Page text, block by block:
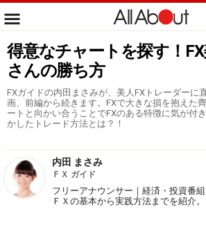
得意なチャートを探す！
さんの勝ち方
FXガイドの内田まさみが、美人FXトレーダーに
画、前編から続きます。FXで大きな損を抱えた
ートと向かい合うことでFXのある特徴に気が付
かしたトレード方法とは？！
内田 まさみ
ＦＸ ガイド
フリーアナウンサー｜経済・投資番
ＦＸの基本から実践方法までを紹介。